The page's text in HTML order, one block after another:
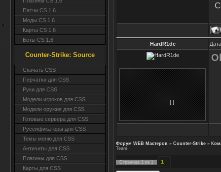
Патчи CS 1.6
Моды CS 1.6
Карты CS 1.6
Боты CS 1.6
Counter-Strike: Source
Cкачать CSS
Перчатки для CSS
Руки для CSS
Модели игроков для CSS
Модели оружия для CSS
Готовые сервера для CSS
Руссификаторы для CSS
Темы меню для CSS
Античиты для CSS
Плагины для CSS
Карты для CSS
HardR1de
[ ]
Форум WEB Мастеров » Counter-Strike »
Team
Страница 1 из 1 1